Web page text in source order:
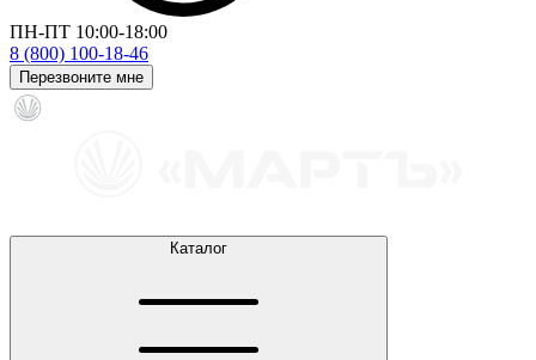
ПН-ПТ 10:00-18:00
8 (800) 100-18-46
Перезвоните мне
Каталог